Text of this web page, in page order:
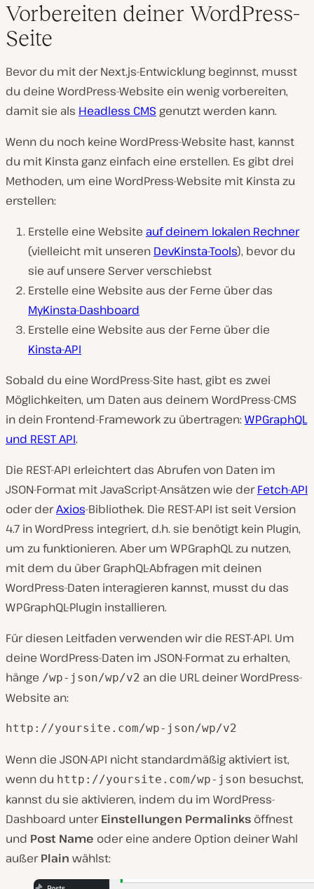
Vorbereiten deiner WordPress-
Seite
Bevor du mit der Next.js-Entwicklung beginnst, musst
du deine WordPress-Website ein wenig vorbereiten,
damit sie als Headless CMS genutzt werden kann.
Wenn du noch keine WordPress-Website hast, kannst
du mit Kinsta ganz einfach eine erstellen. Es gibt drei
Methoden, um eine WordPress-Website mit Kinsta zu
erstellen:
Erstelle eine Website auf deinem lokalen Rechner
(vielleicht mit unseren DevKinsta-Tools), bevor du
sie auf unsere Server verschiebst
Erstelle eine Website aus der Ferne über das
MyKinsta-Dashboard
Erstelle eine Website aus der Ferne über die
Kinsta-API
Sobald du eine WordPress-Site hast, gibt es zwei
Möglichkeiten, um Daten aus deinem WordPress-CMS
in dein Frontend-Framework zu übertragen: WPGraphQL
und REST API.
Die REST-API erleichtert das Abrufen von Daten im
JSON-Format mit JavaScript-Ansätzen wie derFetch-API
oder derAxios-Bibliothek. Die REST-API ist seit Version
4.7 in WordPress integriert, d.h. sie benötigt kein Plugin,
um zu funktionieren. Aber um WPGraphQL zu nutzen,
mit dem du über GraphQL-Abfragen mit deinen
WordPress-Daten interagieren kannst, musst du das
WPGraphQL-Plugin installieren.
Für diesen Leitfaden verwenden wir die REST-API. Um
deine WordPress-Daten im JSON-Format zu erhalten,
hänge /wp-json/wp/v2 an die URL deiner WordPress-
Website an:
http://yoursite.com/wp-json/wp/v2
Wenn die JSON-API nicht standardmäßig aktiviert ist,
wenn du http://yoursite.com/wp-json besuchst,
kannst du sie aktivieren, indem du im WordPress-
Dashboard unterEinstellungen Permalinks öffnest
und Post Name oder eine andere Option deiner Wahl
außerPlain wählst: